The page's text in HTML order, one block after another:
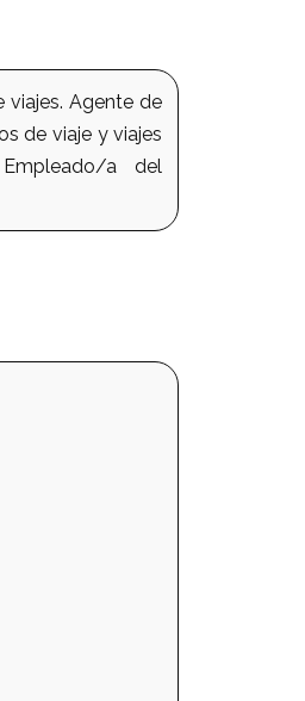
Agente de
de viaje y viajes
a del